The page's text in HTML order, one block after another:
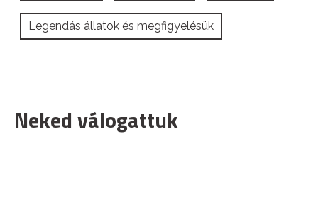
Legendás állatok és megfigyelésük
Neked válogattuk